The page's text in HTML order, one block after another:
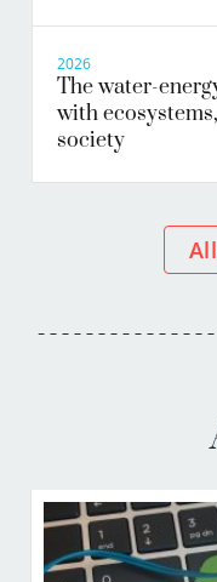
2026
The water-
with
society